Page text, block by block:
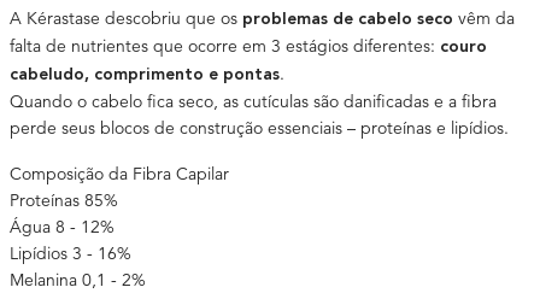
A Kérastase descobriu que os problemas de cabelo seco vêm da
falta de nutrientes que ocorre em 3 estágios diferentes: couro
cabeludo, comprimento e pontas.
Quando o cabelo fica seco, as cutículas são danificadas e a fibra
perde seus blocos de construção essenciais – proteínas e lipídios.
Composição da Fibra Capilar
Proteínas 85%
Água 8 - 12%
Lipídios 3 - 16%
Melanina 0,1 - 2%